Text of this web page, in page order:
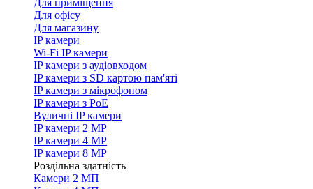
Для приміщення
Для офісу
Для магазину
IP камери
Wi-Fi IP камери
IP камери з аудіовходом
IP камери з SD картою пам'яті
IP камери з мікрофоном
IP камери з PoE
Вуличні IP камери
IP камери 2 MP
IP камери 4 MP
IP камери 8 MP
Роздільна здатність
Камери 2 МП